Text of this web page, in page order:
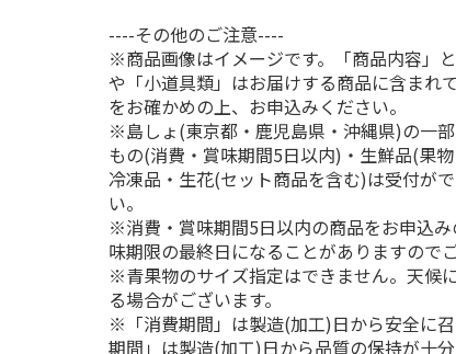
----その他のご注意----
※商品画像はイメージです。「商品内容」
や「小道具類」はお届けする商品に含まれ
をお確かめの上、お申込みください。
※島しょ(東京都・鹿児島県・沖縄県)の一
もの(消費・賞味期間5日以内)・生鮮品(果
冷凍品・生花(セット商品を含む)は受付が
い。
※消費・賞味期間5日以内の商品をお申込
味期限の最終日になることがありますので
※青果物のサイズ指定はできません。天候
る場合がございます。
※「消費期間」は製造(加工)日から安全に
期間」は製造(加工)日から品質の保持が十